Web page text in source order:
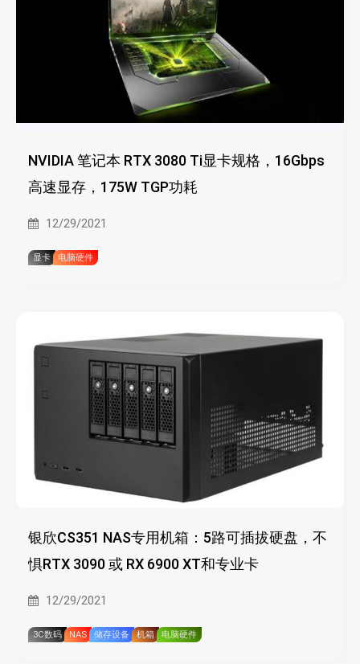
NVIDIA 笔记本 RTX 3080 Ti显卡规格，16Gbps
高速显存，175W TGP功耗
12/29/2021
显卡 电脑硬件
银欣CS351 NAS专用机箱：5路可插拔硬盘，不
惧RTX 3090 或 RX 6900 XT和专业卡
12/29/2021
3C数码 NAS 储存设备 机箱 电脑硬件